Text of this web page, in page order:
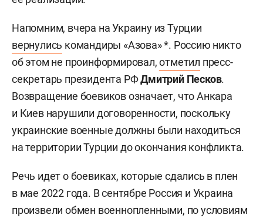
Напомним, вчера на Украину из Турции
вернулись командиры «Азова» *. Россию никто
об этом не проинформировал,отметил пресс-
секретарь президента РФДмитрий Песков.
Возвращение боевиков означает, что Анкара
и Киев нарушили договоренности, поскольку
украинские военные должны были находиться
на территории Турции до окончания конфликта.
Речь идет о боевиках, которые сдались в плен
в мае 2022 года. В сентябре Россия и Украина
произвели обмен военнопленными, по условиям